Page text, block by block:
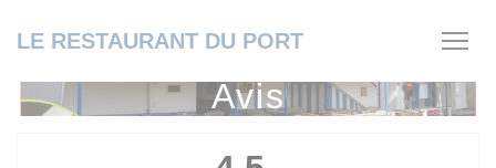
LE RESTAURANT DU PORT
Avis